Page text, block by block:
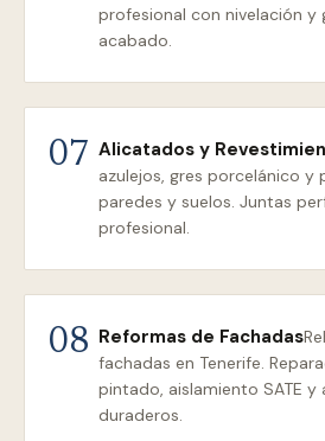
profesional con nivelación y
acabado.
07 Alicatados y
azulejos, gres porcelánico y
paredes y suelos. Juntas
profesional.
08 Reformas de Fachadas
fachadas en Tenerife.
pintado, aislamiento SATE y
duraderos.